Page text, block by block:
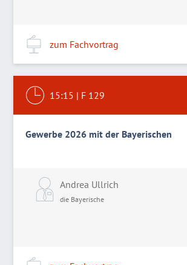
zum Fachvortrag
15:15 | F 129
Gewerbe 2026 mit der Bayerischen
Andrea Ullrich
die Bayerische